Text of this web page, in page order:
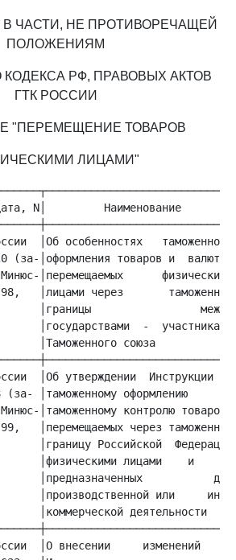
ЧАСТИ, НЕ ПРОТИВОРЕЧАЩЕЙ
ПОЛОЖЕНИЯМ
РФ, ПРАВОВЫХ АКТОВ
ГТК РОССИИ
"ПЕРЕМЕЩЕНИЕ ТОВАРОВ
ЛИЦАМИ"
дата, N│         Наименование
│Об особенностях
(за-│оформления товаров и
в Минюс-│перемещаемых
│лицами через
│границы
-
│Таможенного союза
│Об утверждении  Инструкции
(за- │таможенному оформлению
Минюс-│таможенному контролю
│перемещаемых через
│границу Российской
│физическими лицами    и
│предназначенных
│производственной или
│коммерческой деятельности
│О внесении     изменений